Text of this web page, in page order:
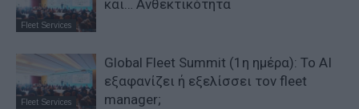
Fleet Services
και… Ανθεκτικότητα
Fleet Services
Global Fleet Summit (1η ημέρα): Το ΑΙ
εξαφανίζει ή εξελίσσει τον fleet
manager;